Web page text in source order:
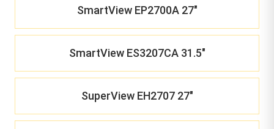
SmartView EP2700A 27"
SmartView ES3207CA 31.5"
SuperView EH2707 27"